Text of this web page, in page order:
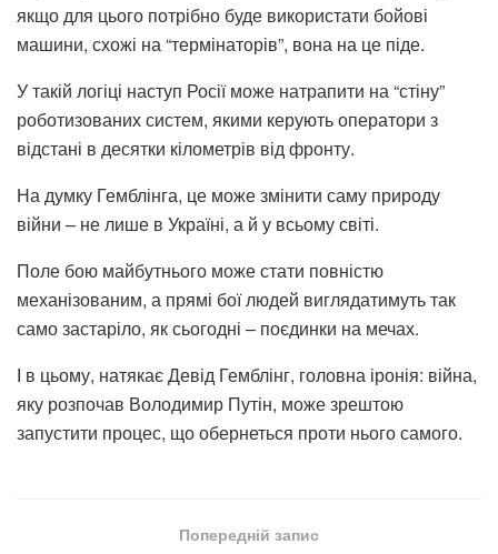
якщо для цього потрібно буде використати бойові
машини, схожі на “термінаторів”, вона на це піде.
У такій логіці наступ Росії може натрапити на “стіну”
роботизованих систем, якими керують оператори з
відстані в десятки кілометрів від фронту.
На думку Гемблінга, це може змінити саму природу
війни – не лише в Україні, а й у всьому світі.
Поле бою майбутнього може стати повністю
механізованим, а прямі бої людей виглядатимуть так
само застаріло, як сьогодні – поєдинки на мечах.
І в цьому, натякає Девід Гемблінг, головна іронія: війна,
яку розпочав Володимир Путін, може зрештою
запустити процес, що обернеться проти нього самого.
Попередній запис